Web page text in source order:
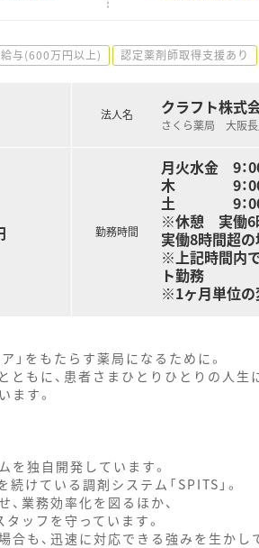
与(600万円以上) 認定薬剤師取得支援あり
法人名 クラフト株式
さくら薬局 大阪
勤務時間
月火水金 9：
木 9：00
土 9：00
※休憩 実働6
実働8時間超
※上記時間内
ト勤務
※1ヶ月単位の
」をもたらす薬局になるために。
もに、患者さまひとりひとりの人生
ます。
を独自開発しています。
けている調剤システム「SPITS」。
業務効率化を図るほか、
ッフを守っています。
も、迅速に対応できる強みを生かし